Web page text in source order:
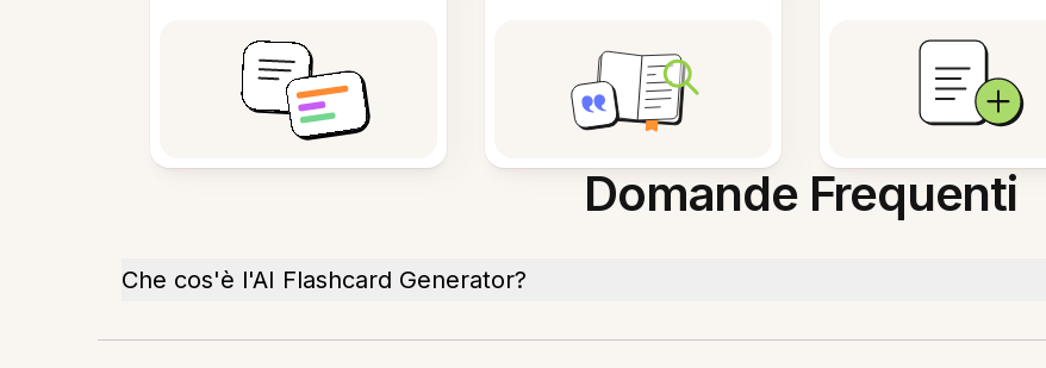
Domande Frequenti
Che cos'è l'AI Flashcard Generator?